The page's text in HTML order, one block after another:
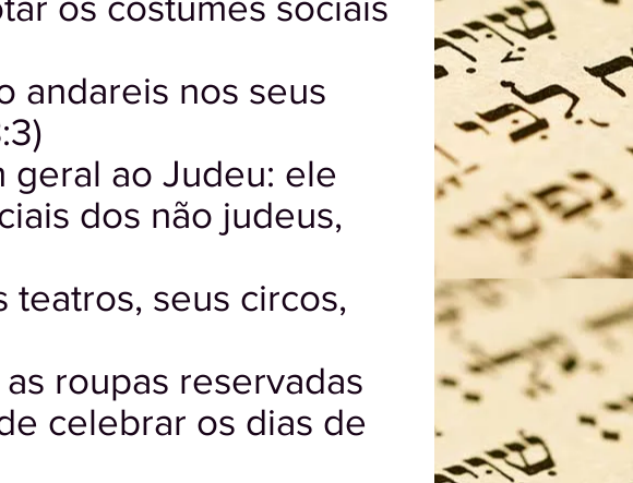
andareis nos seus
geral ao Judeu: ele
dos não judeus,
teatros, seus circos,
roupas reservadas
celebrar os dias de